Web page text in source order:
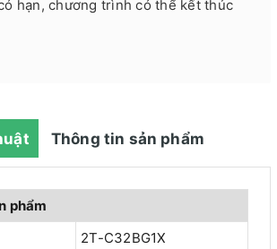
hạn, chương trình có thể kết thúc
Thông tin sản phẩm
phẩm
2T-C32BG1X